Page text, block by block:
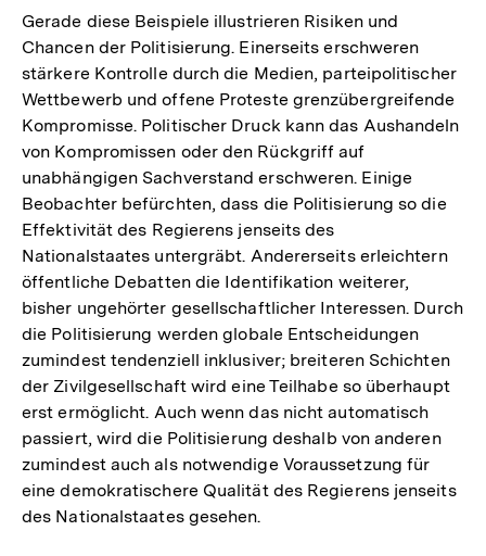
Gerade diese Beispiele illustrieren Risiken und
Chancen der Politisierung. Einerseits erschweren
stärkere Kontrolle durch die Medien, parteipolitischer
Wettbewerb und offene Proteste grenzübergreifende
Kompromisse. Politischer Druck kann das Aushandeln
von Kompromissen oder den Rückgriff auf
unabhängigen Sachverstand erschweren. Einige
Beobachter befürchten, dass die Politisierung so die
Effektivität des Regierens jenseits des
Nationalstaates untergräbt. Andererseits erleichtern
öffentliche Debatten die Identifikation weiterer,
bisher ungehörter gesellschaftlicher Interessen. Durch
die Politisierung werden globale Entscheidungen
zumindest tendenziell inklusiver; breiteren Schichten
der Zivilgesellschaft wird eine Teilhabe so überhaupt
erst ermöglicht. Auch wenn das nicht automatisch
passiert, wird die Politisierung deshalb von anderen
zumindest auch als notwendige Voraussetzung für
eine demokratischere Qualität des Regierens jenseits
des Nationalstaates gesehen.